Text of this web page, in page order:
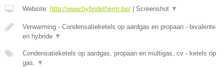
Website: http://www.hybridetherm.be/ Screenshot ▼
Verwarming - Condensatieketels op aardgas en propaan - bivalente
en hybride ▼
Condensatieketels op aardgas, propaan en multigas, cv - ketels op
gas, ▼